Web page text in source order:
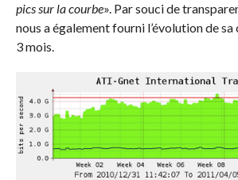
pics sur la courbe». Par souci de
nous a également fourni l’évolution de
3 mois.